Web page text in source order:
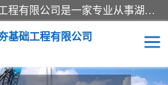
湖南业峻强夯基础工程有限公司是一家专业从事湖南强夯基础工程、强夯机租赁，地基处理的施工单位。业务覆盖：湖南、广东，江西等地。可承接1000KN.m-25000KN.m强夯（置换）工程。公司创始人是国内较早期从事强夯施工的建设者，经过多年的一步一个脚印的发展，在行业内具有较高的度和良好的口碑。
基础工程有限公司